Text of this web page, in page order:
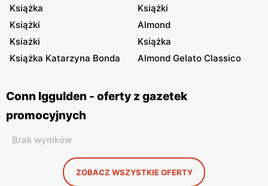
Książka
Książki
Książki
Almond
Ksiażki
Książka
Książka Katarzyna Bonda
Almond Gelato Classico
Conn Iggulden - oferty z gazetek
promocyjnych
Brak wyników
ZOBACZ WSZYSTKIE OFERTY